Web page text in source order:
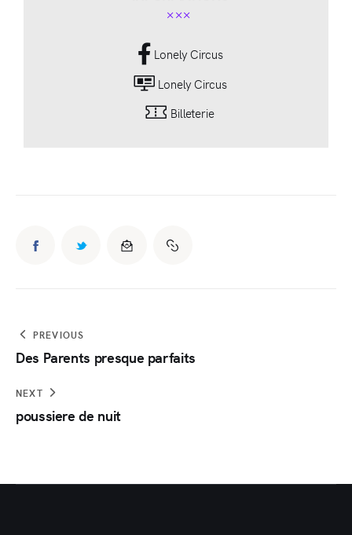
Lonely Circus
Lonely Circus
Billeterie
PREVIOUS
Des Parents presque parfaits
NEXT
poussiere de nuit